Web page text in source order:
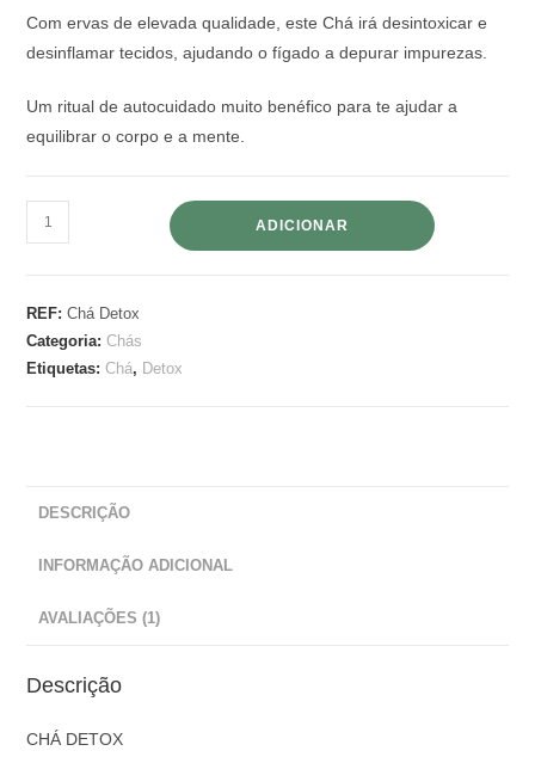
em
classificaç
cliente
Com ervas de elevada qualidade, este Chá irá desintoxicar e
desinflamar tecidos, ajudando o fígado a depurar impurezas.
Um ritual de autocuidado muito benéfico para te ajudar a
equilibrar o corpo e a mente.
ADICIONAR
REF:Chá Detox
Categoria:Chás
Etiquetas:Chá, Detox
DESCRIÇÃO
INFORMAÇÃO ADICIONAL
AVALIAÇÕES (1)
Descrição
CHÁ DETOX